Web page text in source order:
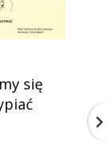
się